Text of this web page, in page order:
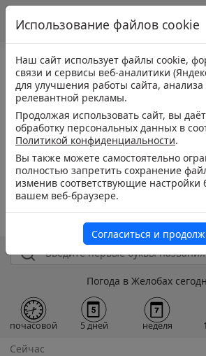
Погода в Желобах
почасовой 5 дней неделя
Сейчас
Использование файлов cookie
Наш сайт использует файлы cookie,
связи и сервисы веб-аналитики
для улучшения работы сайта, анализа
релевантной рекламы.
Продолжая использовать сайт, вы
обработку персональных данных в
Политикой конфиденциальности.
Вы также можете самостоятельно
полностью запретить сохранение
изменив соответствующие настройки
вашем веб-браузере.
Согласиться и